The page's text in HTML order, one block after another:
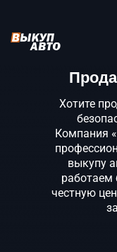
Хотите
Компания
выкупу
работаем
честную